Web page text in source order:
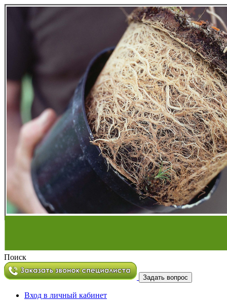
Поиск
Задать вопрос
Вход в личный кабинет